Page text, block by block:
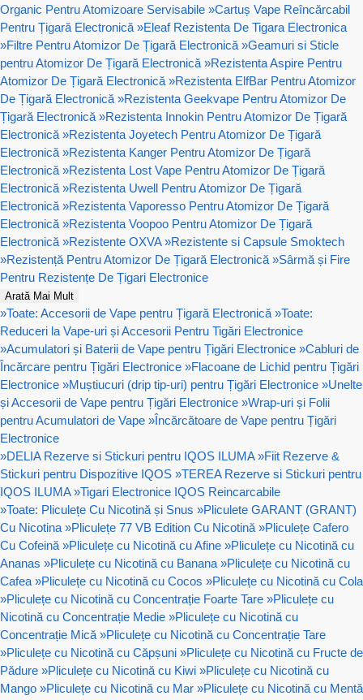
Organic Pentru Atomizoare Servisabile »Cartuș Vape Reîncărcabil
Pentru Țigară Electronică »Eleaf Rezistenta De Tigara Electronica
»Filtre Pentru Atomizor De Țigară Electronică »Geamuri si Sticle
pentru Atomizor De Țigară Electronică »Rezistenta Aspire Pentru
Atomizor De Țigară Electronică »Rezistenta ElfBar Pentru Atomizor
De Țigară Electronică »Rezistenta Geekvape Pentru Atomizor De
Țigară Electronică »Rezistenta Innokin Pentru Atomizor De Țigară
Electronică »Rezistenta Joyetech Pentru Atomizor De Țigară
Electronică »Rezistenta Kanger Pentru Atomizor De Țigară
Electronică »Rezistenta Lost Vape Pentru Atomizor De Țigară
Electronică »Rezistenta Uwell Pentru Atomizor De Țigară
Electronică »Rezistenta Vaporesso Pentru Atomizor De Țigară
Electronică »Rezistenta Voopoo Pentru Atomizor De Țigară
Electronică »Rezistente OXVA »Rezistente si Capsule Smoktech
»Rezistență Pentru Atomizor De Țigară Electronică »Sârmă și Fire
Pentru Rezistențe De Țigari Electronice
Arată Mai Mult
»Toate: Accesorii de Vape pentru Țigară Electronică »Toate:
Reduceri la Vape-uri și Accesorii Pentru Tigări Electronice
»Acumulatori și Baterii de Vape pentru Țigări Electronice »Cabluri de
Încărcare pentru Țigări Electronice »Flacoane de Lichid pentru Țigări
Electronice »Muștiucuri (drip tip-uri) pentru Țigări Electronice »Unelte
și Accesorii de Vape pentru Țigări Electronice »Wrap-uri și Folii
pentru Acumulatori de Vape »Încărcătoare de Vape pentru Țigări
Electronice
»DELIA Rezerve si Stickuri pentru IQOS ILUMA »Fiit Rezerve &
Stickuri pentru Dispozitive IQOS »TEREA Rezerve si Stickuri pentru
IQOS ILUMA »Tigari Electronice IQOS Reincarcabile
»Toate: Pliculețe Cu Nicotină și Snus »Pliculete GARANT (GRANT)
Cu Nicotina »Pliculețe 77 VB Edition Cu Nicotină »Pliculețe Cafero
Cu Cofeină »Pliculețe cu Nicotină cu Afine »Pliculețe cu Nicotină cu
Ananas »Pliculețe cu Nicotină cu Banana »Pliculețe cu Nicotină cu
Cafea »Pliculețe cu Nicotină cu Cocos »Pliculețe cu Nicotină cu Cola
»Pliculețe cu Nicotină cu Concentrație Foarte Tare »Pliculețe cu
Nicotină cu Concentrație Medie »Pliculețe cu Nicotină cu
Concentrație Mică »Pliculețe cu Nicotină cu Concentrație Tare
»Pliculețe cu Nicotină cu Căpșuni »Pliculețe cu Nicotină cu Fructe de
Pădure »Pliculețe cu Nicotină cu Kiwi »Pliculețe cu Nicotină cu
Mango »Pliculețe cu Nicotină cu Mar »Pliculețe cu Nicotină cu Mentă